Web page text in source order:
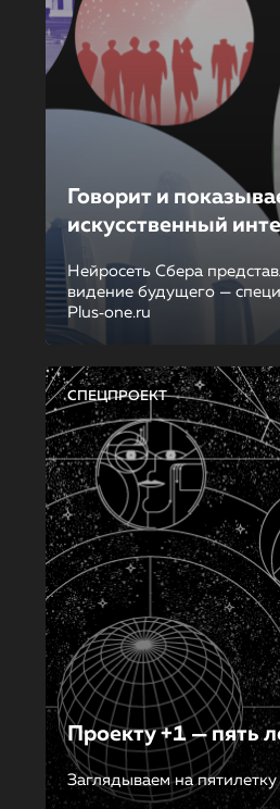
Говорит и
искусственный
Нейросеть Сбера
видение будущего —
Plus‑one.ru
СПЕЦПРОЕКТ
Проекту +1 — пять
Заглядываем на